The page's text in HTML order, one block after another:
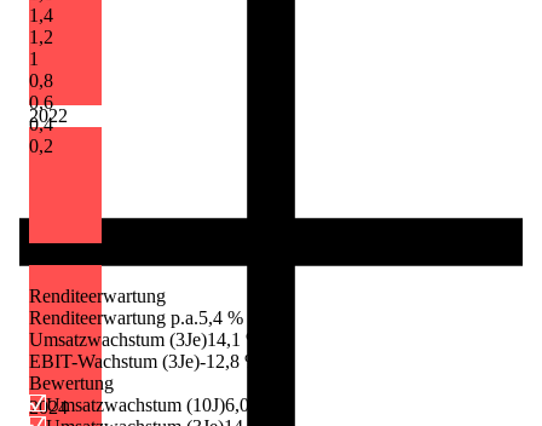
2022
2024
1,4
1,2
1
0,8
0,6
0,4
0,2
Renditeerwartung
Renditeerwartung p.a.5,4 %
Umsatzwachstum (3Je)14,1 %
EBIT-Wachstum (3Je)-12,8 %
Bewertung
Umsatzwachstum (10J)6,0 %